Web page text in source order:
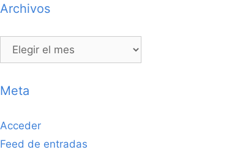
Archivos
Archivos
Meta
Acceder
Feed de entradas